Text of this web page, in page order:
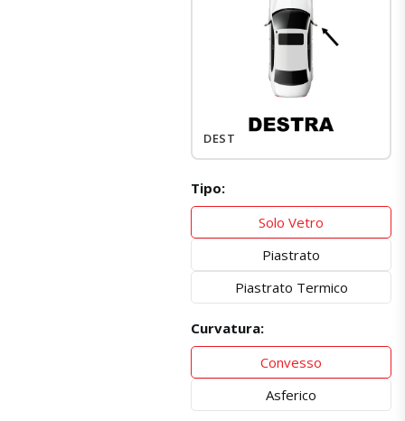
DESTRO
Tipo:
Solo Vetro
Piastrato
Piastrato Termico
Curvatura:
Convesso
Asferico